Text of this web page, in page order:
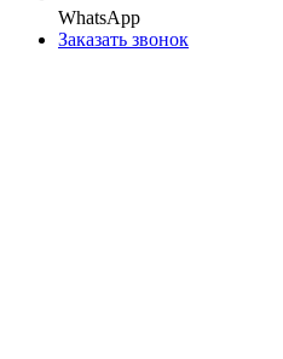
WhatsApp
Заказать звонок